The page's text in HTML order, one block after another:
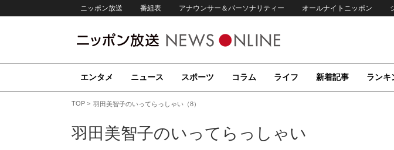
ニッポン放送 番組表 アナウンサー＆パーソナリティー オールナイトニッポン
エンタメ ニュース スポーツ コラム ライフ 新着記事 ランキ
TOP 羽田美智子のいってらっしゃい（8）
羽田美智子のいってらっしゃい